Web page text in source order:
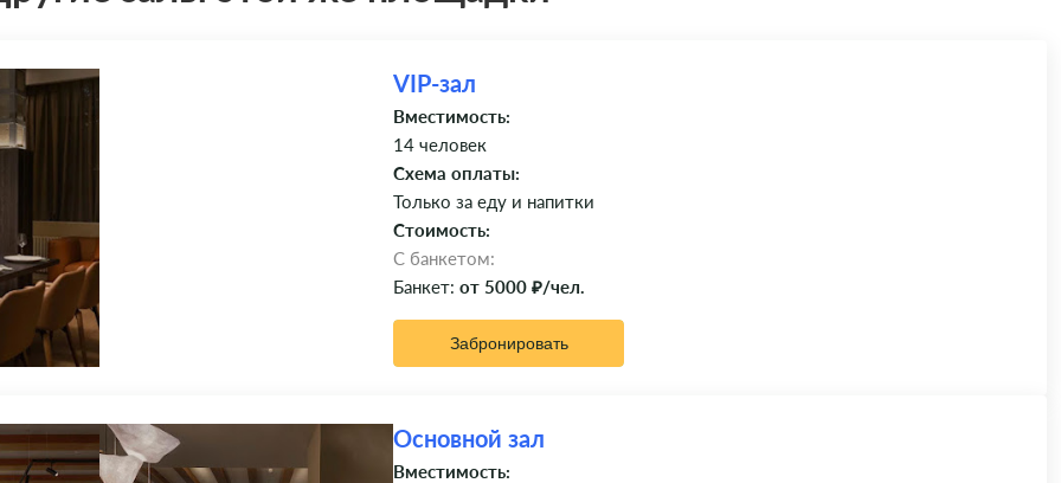
VIP-зал
Вместимость:
14 человек
Схема оплаты:
Только за еду и напитки
Стоимость:
C банкетом:
Банкет: от 5000 ₽/чел.
Забронировать
Основной зал
Вместимость: